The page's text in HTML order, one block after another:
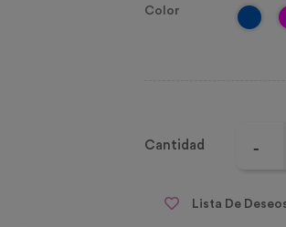
Color
Cantidad
Lista De